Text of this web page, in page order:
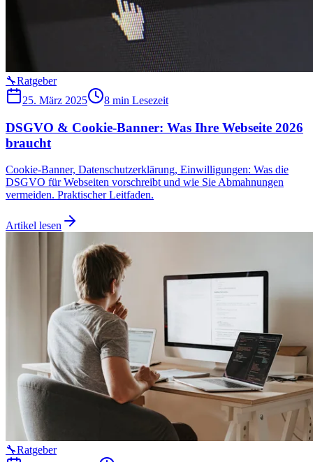
🔧Ratgeber
25. März 2025
8 min Lesezeit
DSGVO & Cookie-Banner: Was Ihre Webseite 2026
braucht
Cookie-Banner, Datenschutzerklärung, Einwilligungen: Was die
DSGVO für Webseiten vorschreibt und wie Sie Abmahnungen
vermeiden. Praktischer Leitfaden.
Artikel lesen
🔧Ratgeber